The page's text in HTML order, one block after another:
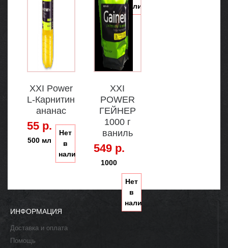
наличии
XXI Power
L-Карнитин
ананас
55 р.
500 мл
Нет
в
наличии
XXI
POWER
ГЕЙНЕР
1000 г
ваниль
549 р.
1000
Нет
в
наличии
ИНФОРМАЦИЯ
Доставка и оплата
Помощь